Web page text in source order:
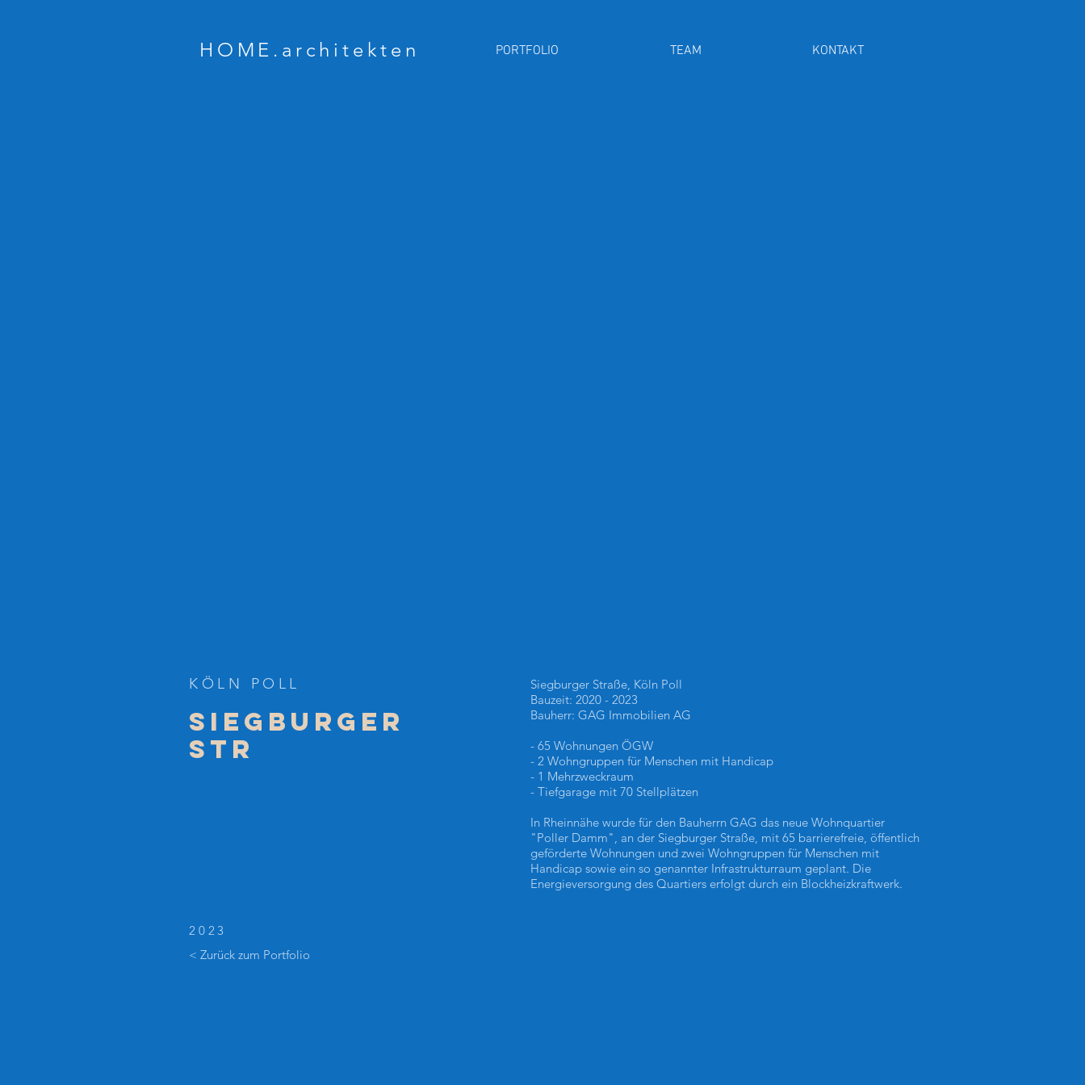
HOME.architekten PORTFOLIO TEAM KONTAKT
KÖLN POLL
SIEGBURGER
STR
Siegburger Straße, Köln Poll
Bauzeit: 2020 - 2023
Bauherr: GAG Immobilien AG
- 65 Wohnungen ÖGW
- 2 Wohngruppen für Menschen mit Handicap
- 1 Mehrzweckraum
- Tiefgarage mit 70 Stellplätzen
In Rheinnähe wurde für den Bauherrn GAG das neue Wohnquartier
"Poller Damm", an der Siegburger Straße, mit 65 barrierefreie, öffentlich
geförderte Wohnungen und zwei Wohngruppen für Menschen mit
Handicap sowie ein so genannter Infrastrukturraum geplant. Die
Energieversorgung des Quartiers erfolgt durch ein Blockheizkraftwerk.
2023
< Zurück zum Portfolio